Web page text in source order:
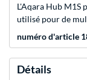
L'Aqara Hub M1S
utilisé pour de
numéro d'article
Détails